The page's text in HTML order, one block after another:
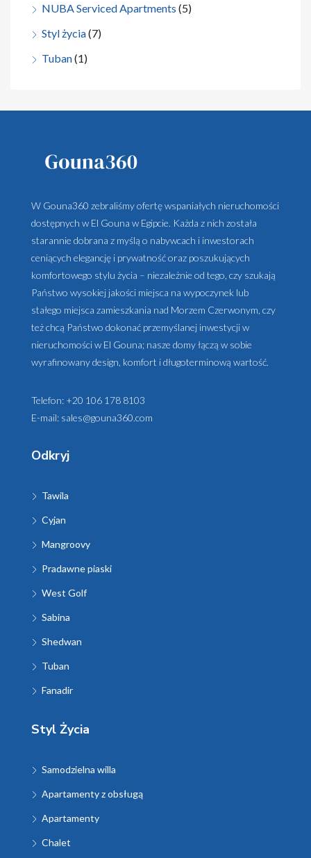
NUBA Serviced Apartments (5)
Styl życia(7)
Tuban(1)
W Gouna360 zebraliśmy ofertę wspaniałych nieruchomości
dostępnych w El Gouna w Egipcie. Każda z nich została
starannie dobrana z myślą o nabywcach i inwestorach
ceniących elegancję i prywatność oraz poszukujących
komfortowego stylu życia – niezależnie od tego, czy szukają
Państwo wysokiej jakości miejsca na wypoczynek lub
stałego miejsca zamieszkania nad Morzem Czerwonym, czy
też chcą Państwo dokonać przemyślanej inwestycji w
nieruchomości w El Gouna; nasze domy łączą w sobie
wyrafinowany design, komfort i długoterminową wartość.
Telefon: +20 106 178 8103
E-mail: sales@gouna360.com
Odkryj
Tawila
Cyjan
Mangroovy
Pradawne piaski
West Golf
Sabina
Shedwan
Tuban
Fanadir
Styl Życia
Samodzielna willa
Apartamenty z obsługą
Apartamenty
Chalet